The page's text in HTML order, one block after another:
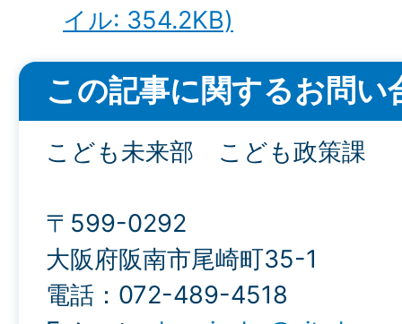
イル: 354.2KB)
この記事に関するお問い
こども未来部 こども政策課
〒599-0292
大阪府阪南市尾崎町35-1
電話：072-489-4518